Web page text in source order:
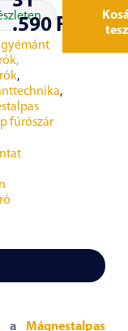
gyémánt
,
,
fúrószár
.590 Ft
aMágnestalpas